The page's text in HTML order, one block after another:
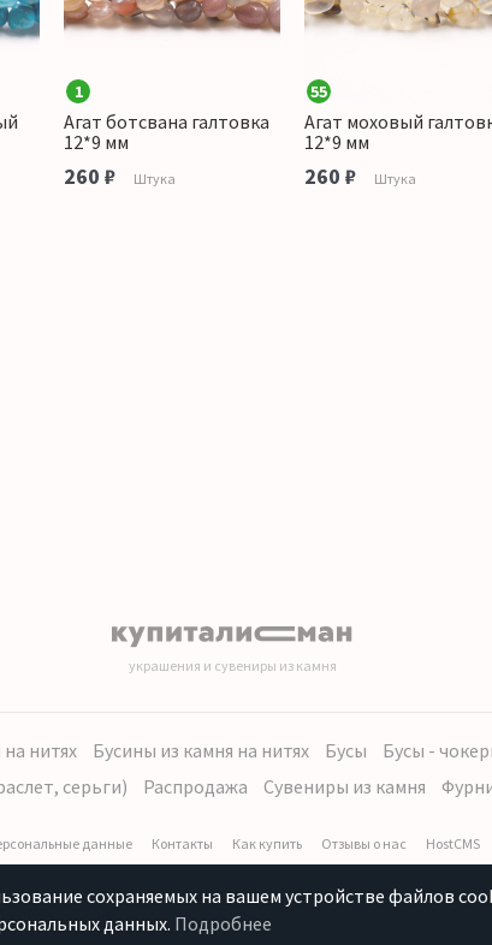
1
Агат ботсвана галтовка
12*9 мм
260 ₽ Штука
55
Агат моховый
12*9 мм
260 ₽ Штука
украшения и сувениры из камня
нитях Бусины из камня на нитях Бусы Бусы -
серьги)
Распродажа Сувениры из камня
данные Контакты Как купить Отзывы о нас HostCMS
сохраняемых на вашем устройстве файлов
данных. Подробнее